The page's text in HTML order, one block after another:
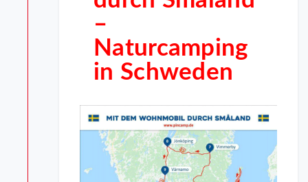
–
Naturcamping
in Schweden